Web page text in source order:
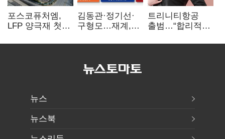
포스코퓨처엠,
LFP 양극재 첫
ESS 시장 공략
김동관·정기선·
구형모…재계,
전성시대
트리니티항공
출범…“합리적
서비스로 승부”
뉴스
뉴스북